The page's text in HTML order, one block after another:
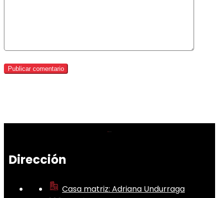
Dirección
Casa matriz: Adriana Undurraga